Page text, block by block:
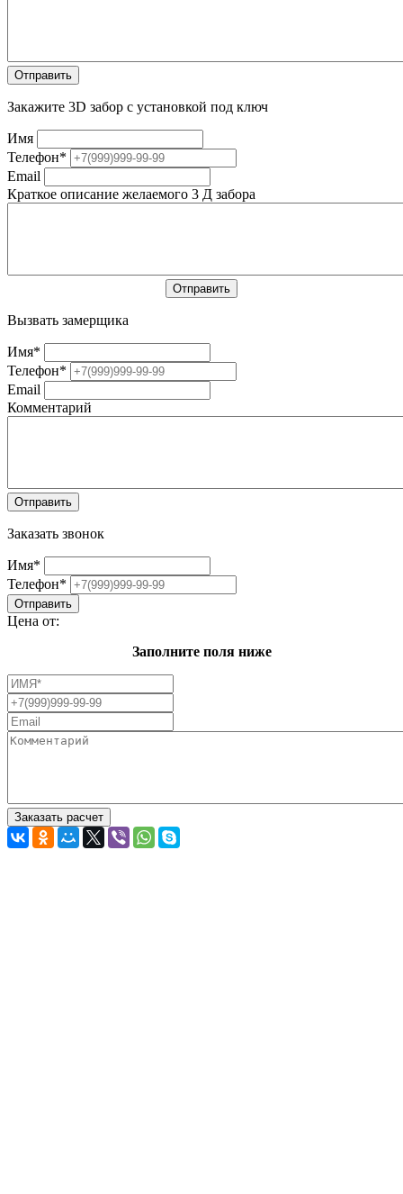
Закажите 3D забор с установкой под ключ
Имя
Телефон*
Email
Краткое описание желаемого 3 Д забора
Вызвать замерщика
Имя*
Телефон*
Email
Комментарий
Заказать звонок
Имя*
Телефон*
Цена от:
Заполните поля ниже